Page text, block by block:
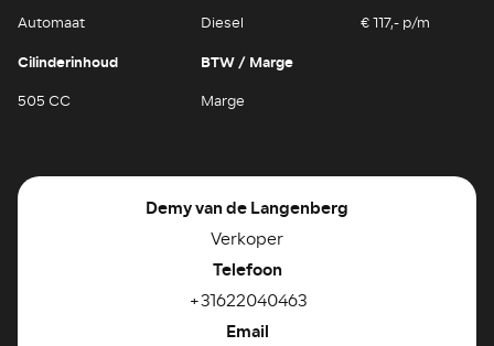
Automaat Diesel € 117,- p/m
Cilinderinhoud
505 CC
BTW / Marge
Marge
Demy van de Langenberg
Verkoper
Telefoon
+31622040463
Email